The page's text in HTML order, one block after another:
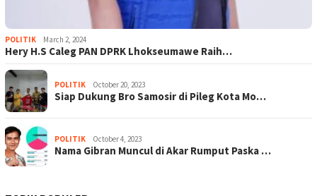
POLITIK March 2, 2024
Hery H.S Caleg PAN DPRK Lhokseumawe Raih…
POLITIK October 20, 2023
Siap Dukung Bro Samosir di Pileg Kota Mo…
POLITIK October 4, 2023
Nama Gibran Muncul di Akar Rumput Paska …